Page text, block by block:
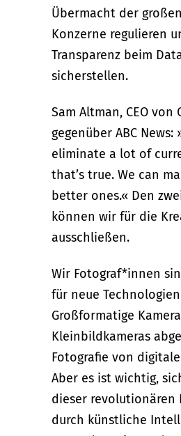
Übermacht der
Konzerne regulieren
Transparenz beim
sicherstellen.
Sam Altman, CEO von
gegenüber ABC
eliminate a lot of
that’s true. We can
better ones.« Den
können wir für die
ausschließen.
Wir Fotograf*innen
für neue
Großformatige
Kleinbildkameras
Fotografie von
Aber es ist wichtig,
dieser revolutionären
durch künstliche